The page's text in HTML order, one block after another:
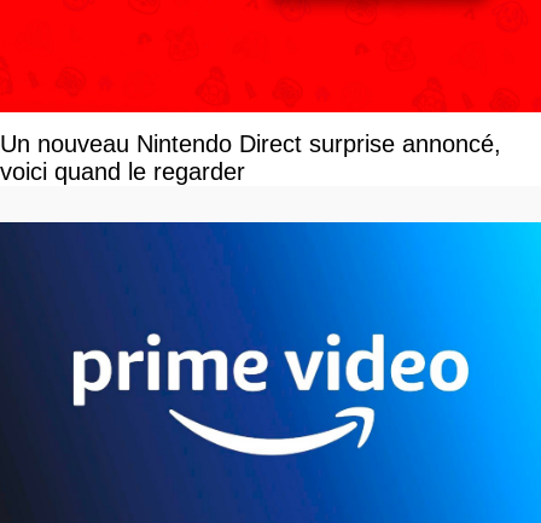
Un nouveau Nintendo Direct surprise annoncé,
voici quand le regarder